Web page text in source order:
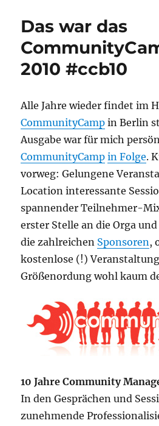
Manager
Das war das
2010 #ccb10
Alle Jahre wieder findet im
CommunityCamp in Berlin
Ausgabe war für mich
CommunityCamp in Folge.
vorweg: Gelungene
Location interessante
spannender Teilnehmer-
erster Stelle an die Orga
die zahlreichen Sponsoren,
kostenlose (!)
Größenordung wohl kaum
10 Jahre Community
In den Gesprächen und
zunehmende